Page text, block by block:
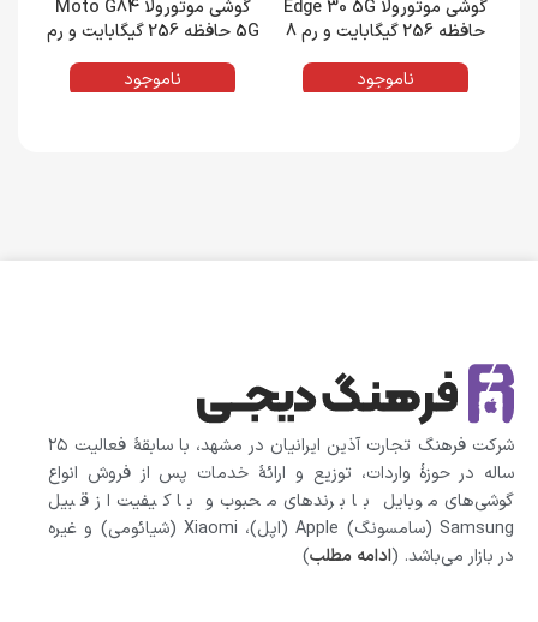
گوشی موتورولا Edge 30 5G
حافظه 256 گیگابایت و رم 8
ناموجود
گوشی موتورولا Moto G84
5G حافظه 256 گیگابایت و رم
ناموجود
شرکت فرهنگ تجارت آذین ایرانیان در مشهد، با سابقهٔ فعالیت ۲۵
ساله در حوزهٔ واردات، توزیع و ارائهٔ خدمات پس از فروش انواع
گوشی‌های موبایل با برندهای محبوب و با کیفیت از قبیل
Samsung (سامسونگ) Apple (اپل)، Xiaomi (شیائومی)‌ و غیره
در بازار می‌باشد. (ادامه مطلب)